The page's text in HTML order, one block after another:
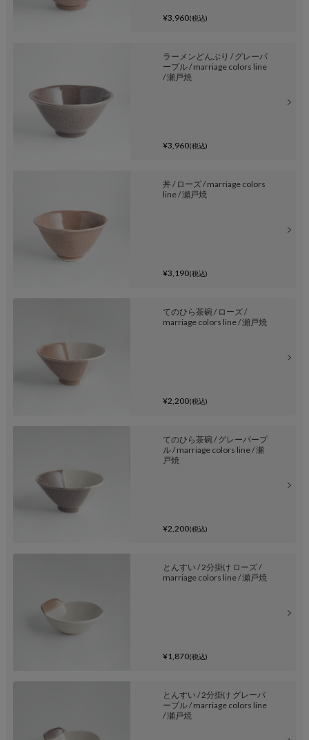
¥3,960(税込)
ラーメンどんぶり / グレーパ
ープル / marriage colors line
/ 瀬戸焼
¥3,960(税込)
丼 / ローズ / marriage colors
line / 瀬戸焼
¥3,190(税込)
てのひら茶碗 / ローズ /
marriage colors line / 瀬戸焼
¥2,200(税込)
てのひら茶碗 / グレーパープ
ル / marriage colors line / 瀬
戸焼
¥2,200(税込)
とんすい / 2分掛け ローズ /
marriage colors line / 瀬戸焼
¥1,870(税込)
とんすい / 2分掛け グレーパ
ープル / marriage colors line
/ 瀬戸焼